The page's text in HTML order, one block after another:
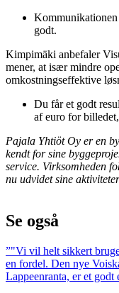
godt.
Kimpimäki anbefaler
mener, at især mindre
omkostningseffektive
Du får et godt
af euro for
Pajala Yhtiöt Oy er en
kendt for sine
service. Virksomheden
nu udvidet sine
Se også
”"Vi vil helt sikkert
en fordel. Den nye
Lappeenranta, er et godt